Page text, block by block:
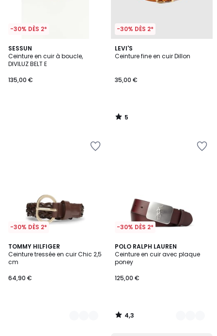
-30% DÈS 2*
SESSUN
Ceinture en cuir à boucle,
DIVILUZ BELT E
135,00 €
-30% DÈS 2*
LEVI'S
Ceinture fine en cuir Dillon
35,00 €
5
/
5
/
-30% DÈS 2*
TOMMY HILFIGER
Ceinture tressée en cuir Chic 2,5
cm
64,90 €
2
Couleurs
-30% DÈS 2*
POLO RALPH LAUREN
Ceinture en cuir avec plaque
poney
125,00 €
4,3
/ 5
2
Couleurs
4,3
/